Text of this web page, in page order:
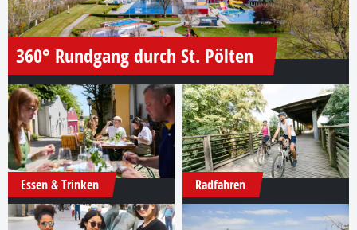
360° Rundgang durch St. Pölten
Essen & Trinken Radfahren